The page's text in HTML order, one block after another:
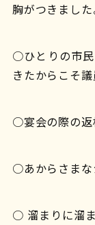
胸がつきました
○ひとりの市
きたからこそ
○宴会の際の返
○あからさまな
○ 溜まりに溜